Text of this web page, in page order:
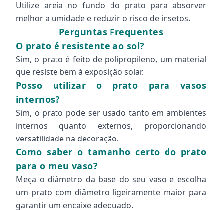
Utilize areia no fundo do prato para absorver
melhor a umidade e reduzir o risco de insetos.
Perguntas Frequentes
O prato é resistente ao sol?
Sim, o prato é feito de polipropileno, um material
que resiste bem à exposição solar.
Posso utilizar o prato para vasos
internos?
Sim, o prato pode ser usado tanto em ambientes
internos quanto externos, proporcionando
versatilidade na decoração.
Como saber o tamanho certo do prato
para o meu vaso?
Meça o diâmetro da base do seu vaso e escolha
um prato com diâmetro ligeiramente maior para
garantir um encaixe adequado.